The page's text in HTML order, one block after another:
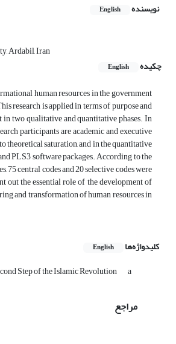
نویسنده English
Ardabil, Iran
چکیده
English
human resources in the government
research is applied in terms of purpose and
two qualitative and quantitative phases. In
participants are academic and executive
theoretical saturation, and in the quantitative
PLS3 software packages. According to the
75 central codes and 20 selective codes were
out the essential role of the development of
and transformation of human resources in
کلیدواژه‌ها English
Step of the Islamic Revolution a
مراجع